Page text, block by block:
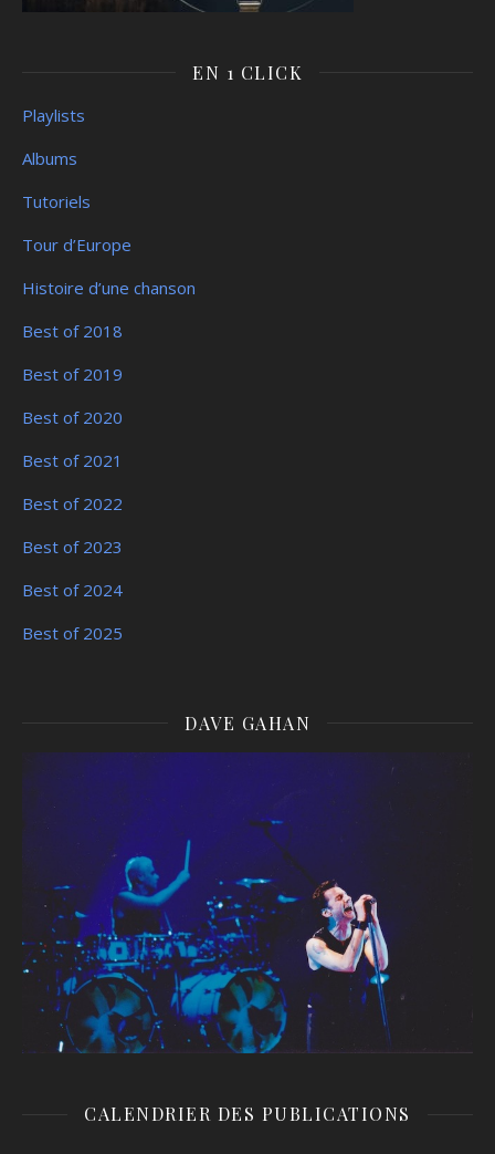
EN 1 CLICK
Playlists
Albums
Tutoriels
Tour d’Europe
Histoire d’une chanson
Best of 2018
Best of 2019
Best of 2020
Best of 2021
Best of 2022
Best of 2023
Best of 2024
Best of 2025
DAVE GAHAN
CALENDRIER DES PUBLICATIONS